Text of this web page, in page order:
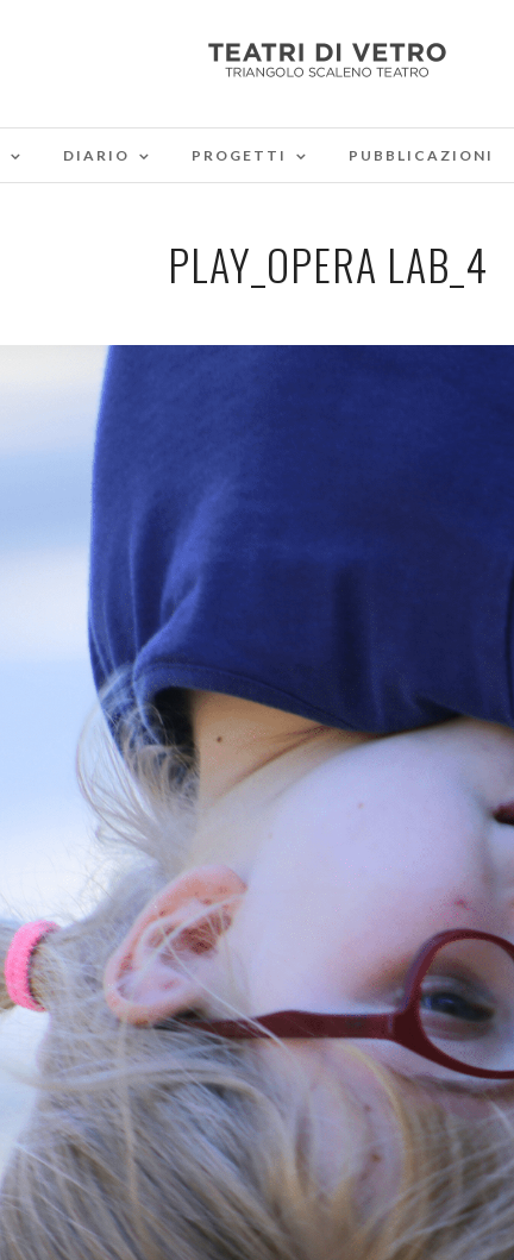
DIARIO PROGETTI PUBBLICAZIONI
PLAY_OPERA LAB_4